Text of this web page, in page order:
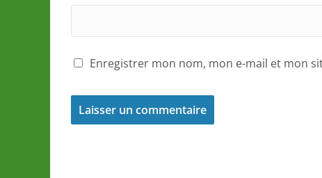
Enregistrer mon nom, mon e-mail et mon